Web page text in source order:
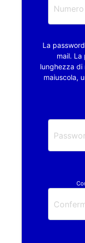
La
mail. La
lunghezza di
maiuscola,